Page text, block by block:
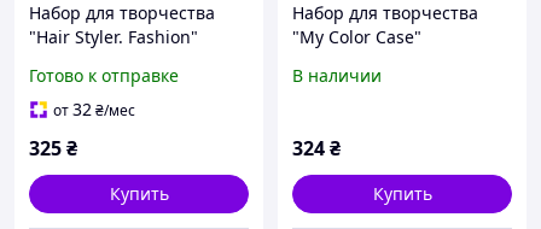
Набор для творчества
"Hair Styler. Fashion"
Готово к отправке
от32₴/мес
325₴
Купить
Набор для творчества
"My Color Casе"
В наличии
324₴
Купить